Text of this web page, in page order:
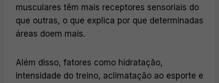
musculares têm mais receptores sensoriais do
que outras, o que explica por que determinadas
áreas doem mais.
Além disso, fatores como hidratação,
intensidade do treino, aclimatação ao esporte e